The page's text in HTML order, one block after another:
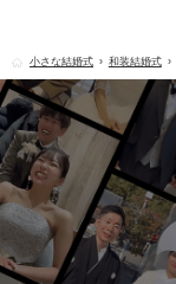
小さな結婚式 和装結婚式